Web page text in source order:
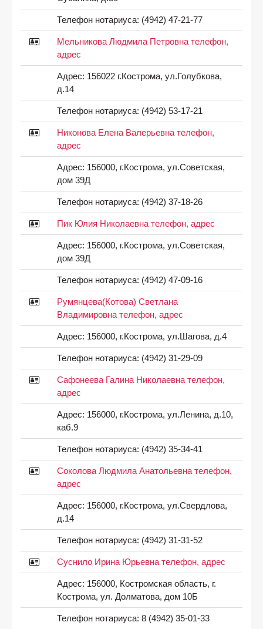
Телефон нотариуса: (4942) 47-21-77
Мельникова Людмила Петровна телефон,
адрес
Адрес: 156022 г.Кострома, ул.Голубкова,
д.14
Телефон нотариуса: (4942) 53-17-21
Никонова Елена Валерьевна телефон,
адрес
Адрес: 156000, г.Кострома, ул.Советская,
дом 39Д
Телефон нотариуса: (4942) 37-18-26
Пик Юлия Николаевна телефон, адрес
Адрес: 156000, г.Кострома, ул.Советская,
дом 39Д
Телефон нотариуса: (4942) 47-09-16
Румянцева(Котова) Светлана
Владимировна телефон, адрес
Адрес: 156000, г.Кострома, ул.Шагова, д.4
Телефон нотариуса: (4942) 31-29-09
Сафонеева Галина Николаевна телефон,
адрес
Адрес: 156000, г.Кострома, ул.Ленина, д.10,
каб.9
Телефон нотариуса: (4942) 35-34-41
Соколова Людмила Анатольевна телефон,
адрес
Адрес: 156000, г.Кострома, ул.Свердлова,
д.14
Телефон нотариуса: (4942) 31-31-52
Суснило Ирина Юрьевна телефон, адрес
Адрес: 156000, Костромская область, г.
Кострома, ул. Долматова, дом 10Б
Телефон нотариуса: 8 (4942) 35-01-33